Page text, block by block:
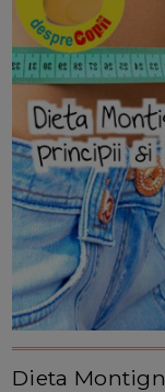
Dieta